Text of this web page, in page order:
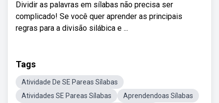
Dividir as palavras em sílabas não precisa ser
complicado! Se você quer aprender as principais
regras para a divisão silábica e ...
Tags
Atividade De SE Pareas Sílabas
Atividades SE Pareas Sílabas
Aprendendoas Sílabas